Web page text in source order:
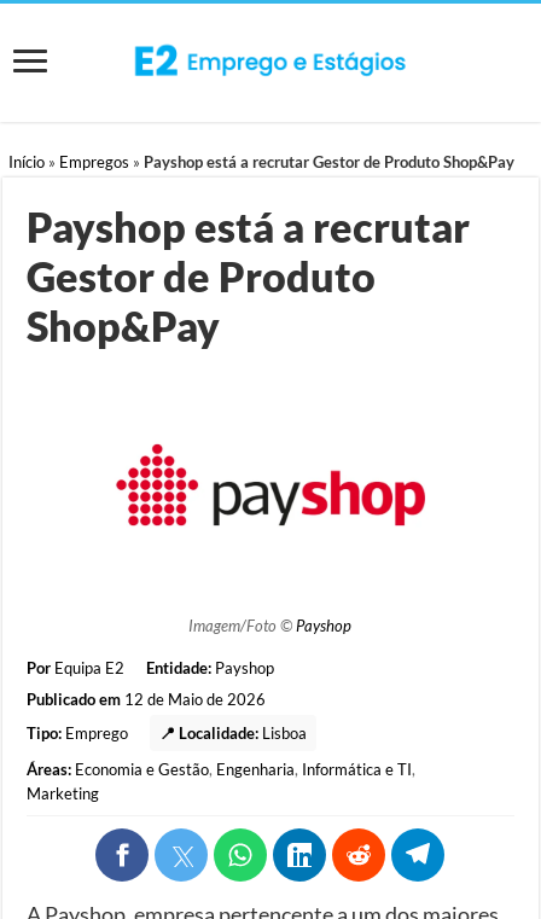
Início » Empregos » Payshop está a recrutar Gestor de Produto Shop&Pay
Payshop está a recrutar
Gestor de Produto
Shop&Pay
Imagem/Foto ©Payshop
Por Equipa E2 Entidade: Payshop
Publicado em 12 de Maio de 2026
Tipo: Emprego 📍 Localidade: Lisboa
Áreas: Economia e Gestão, Engenharia, Informática e TI,
Marketing
A Payshop, empresa pertencente a um dos maiores